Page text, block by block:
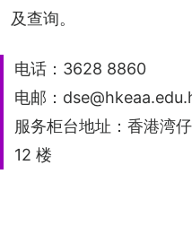
及查询。
电话：3628 8860
电邮：
服务柜台地址：香港湾
12 楼